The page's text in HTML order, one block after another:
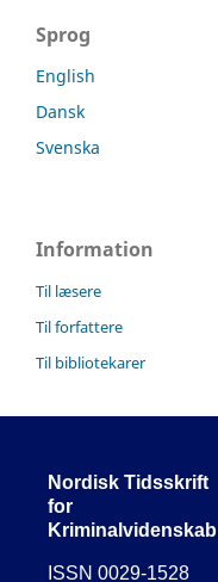
Sprog
English
Dansk
Svenska
Information
Til læsere
Til forfattere
Til bibliotekarer
Nordisk Tidsskrift
for
Kriminalvidenskab
ISSN 0029-1528